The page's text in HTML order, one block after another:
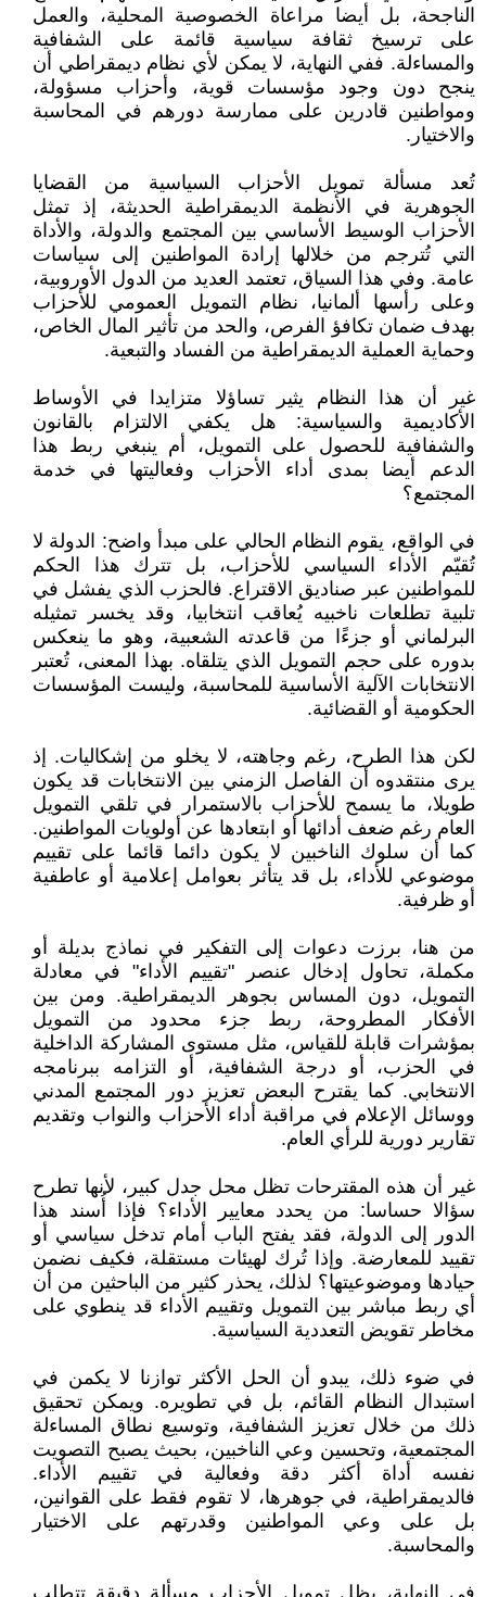
الناجحة، بل أيضا مراعاة الخصوصية المحلية، والعمل
على ترسيخ ثقافة سياسية قائمة على الشفافية
والمساءلة. ففي النهاية، لا يمكن لأي نظام ديمقراطي أن
ينجح دون وجود مؤسسات قوية، وأحزاب مسؤولة،
ومواطنين قادرين على ممارسة دورهم في المحاسبة
والاختيار.
تُعد مسألة تمويل الأحزاب السياسية من القضايا
الجوهرية في الأنظمة الديمقراطية الحديثة، إذ تمثل
الأحزاب الوسيط الأساسي بين المجتمع والدولة، والأداة
التي تُترجم من خلالها إرادة المواطنين إلى سياسات
عامة. وفي هذا السياق، تعتمد العديد من الدول الأوروبية،
وعلى رأسها ألمانيا، نظام التمويل العمومي للأحزاب
بهدف ضمان تكافؤ الفرص، والحد من تأثير المال الخاص،
وحماية العملية الديمقراطية من الفساد والتبعية.
غير أن هذا النظام يثير تساؤلا متزايدا في الأوساط
الأكاديمية والسياسية: هل يكفي الالتزام بالقانون
والشفافية للحصول على التمويل، أم ينبغي ربط هذا
الدعم أيضا بمدى أداء الأحزاب وفعاليتها في خدمة
المجتمع؟
في الواقع، يقوم النظام الحالي على مبدأ واضح: الدولة لا
تُقيّم الأداء السياسي للأحزاب، بل تترك هذا الحكم
للمواطنين عبر صناديق الاقتراع. فالحزب الذي يفشل في
تلبية تطلعات ناخبيه يُعاقب انتخابيا، وقد يخسر تمثيله
البرلماني أو جزءًا من قاعدته الشعبية، وهو ما ينعكس
بدوره على حجم التمويل الذي يتلقاه. بهذا المعنى، تُعتبر
الانتخابات الآلية الأساسية للمحاسبة، وليست المؤسسات
الحكومية أو القضائية.
لكن هذا الطرح، رغم وجاهته، لا يخلو من إشكاليات. إذ
يرى منتقدوه أن الفاصل الزمني بين الانتخابات قد يكون
طويلا، ما يسمح للأحزاب بالاستمرار في تلقي التمويل
العام رغم ضعف أدائها أو ابتعادها عن أولويات المواطنين.
كما أن سلوك الناخبين لا يكون دائما قائما على تقييم
موضوعي للأداء، بل قد يتأثر بعوامل إعلامية أو عاطفية
أو ظرفية.
من هنا، برزت دعوات إلى التفكير في نماذج بديلة أو
مكملة، تحاول إدخال عنصر "تقييم الأداء" في معادلة
التمويل، دون المساس بجوهر الديمقراطية. ومن بين
الأفكار المطروحة، ربط جزء محدود من التمويل
بمؤشرات قابلة للقياس، مثل مستوى المشاركة الداخلية
في الحزب، أو درجة الشفافية، أو التزامه ببرنامجه
الانتخابي. كما يقترح البعض تعزيز دور المجتمع المدني
ووسائل الإعلام في مراقبة أداء الأحزاب والنواب وتقديم
تقارير دورية للرأي العام.
غير أن هذه المقترحات تظل محل جدل كبير، لأنها تطرح
سؤالا حساسا: من يحدد معايير الأداء؟ فإذا أُسند هذا
الدور إلى الدولة، فقد يفتح الباب أمام تدخل سياسي أو
تقييد للمعارضة. وإذا تُرك لهيئات مستقلة، فكيف نضمن
حيادها وموضوعيتها؟ لذلك، يحذر كثير من الباحثين من أن
أي ربط مباشر بين التمويل وتقييم الأداء قد ينطوي على
مخاطر تقويض التعددية السياسية.
في ضوء ذلك، يبدو أن الحل الأكثر توازنا لا يكمن في
استبدال النظام القائم، بل في تطويره. ويمكن تحقيق
ذلك من خلال تعزيز الشفافية، وتوسيع نطاق المساءلة
المجتمعية، وتحسين وعي الناخبين، بحيث يصبح التصويت
نفسه أداة أكثر دقة وفعالية في تقييم الأداء.
فالديمقراطية، في جوهرها، لا تقوم فقط على القوانين،
بل على وعي المواطنين وقدرتهم على الاختيار
والمحاسبة.